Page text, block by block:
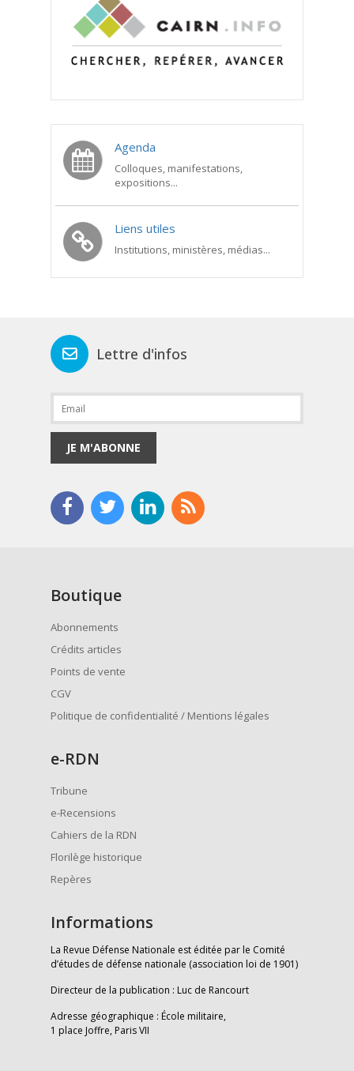
Agenda
Colloques, manifestations,
expositions...
Liens utiles
Institutions, ministères, médias...
Lettre d'infos
JE M'ABONNE
Boutique
Abonnements
Crédits articles
Points de vente
CGV
Politique de confidentialité / Mentions légales
e-RDN
Tribune
e-Recensions
Cahiers de la RDN
Florilège historique
Repères
Informations
La Revue Défense Nationale est éditée par le Comité
d’études de défense nationale (association loi de 1901)
Directeur de la publication : Luc de Rancourt
Adresse géographique : École militaire,
1 place Joffre, Paris VII